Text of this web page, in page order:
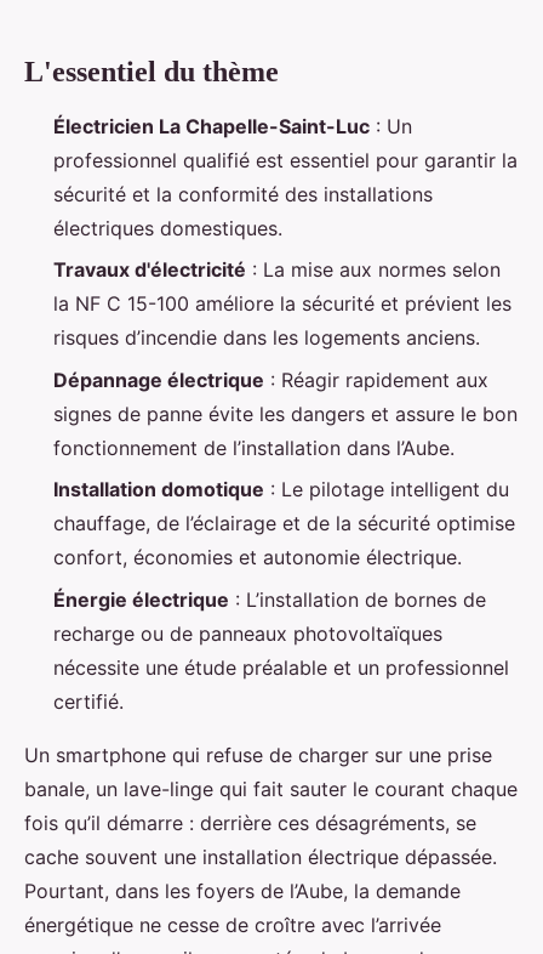
L'essentiel du thème
Électricien La Chapelle-Saint-Luc : Un
professionnel qualifié est essentiel pour garantir la
sécurité et la conformité des installations
électriques domestiques.
Travaux d'électricité : La mise aux normes selon
la NF C 15-100 améliore la sécurité et prévient les
risques d’incendie dans les logements anciens.
Dépannage électrique : Réagir rapidement aux
signes de panne évite les dangers et assure le bon
fonctionnement de l’installation dans l’Aube.
Installation domotique : Le pilotage intelligent du
chauffage, de l’éclairage et de la sécurité optimise
confort, économies et autonomie électrique.
Énergie électrique : L’installation de bornes de
recharge ou de panneaux photovoltaïques
nécessite une étude préalable et un professionnel
certifié.
Un smartphone qui refuse de charger sur une prise
banale, un lave-linge qui fait sauter le courant chaque
fois qu’il démarre : derrière ces désagréments, se
cache souvent une installation électrique dépassée.
Pourtant, dans les foyers de l’Aube, la demande
énergétique ne cesse de croître avec l’arrivée